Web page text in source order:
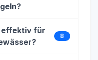
effektiv für
8